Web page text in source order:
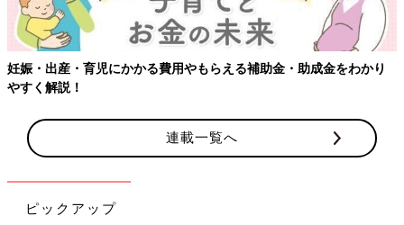
妊娠・出産・育児にかかる費用やもらえる補助金・助成金をわかり
やすく解説！
連載一覧へ
ピックアップ